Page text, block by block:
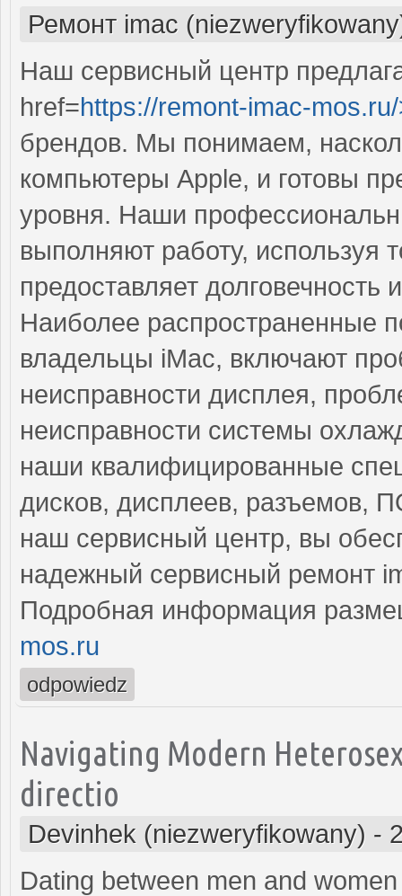
Ремонт imac
Наш сервисный центр
href=https://remont-imac-
брендов. Мы понимаем,
компьютеры Apple, и готовы
уровня. Наши
выполняют работу, используя
предоставляет
Наиболее распространенные
владельцы iMac, включают
неисправности дисплея,
неисправности системы
наши квалифицированные
дисков, дисплеев, разъемов,
наш сервисный центр, вы
надежный сервисный ремонт
Подробная информация
mos.ru
odpowiedz
Navigating Modern
directio
Devinhek (niezweryfikowany) -
Dating between men and